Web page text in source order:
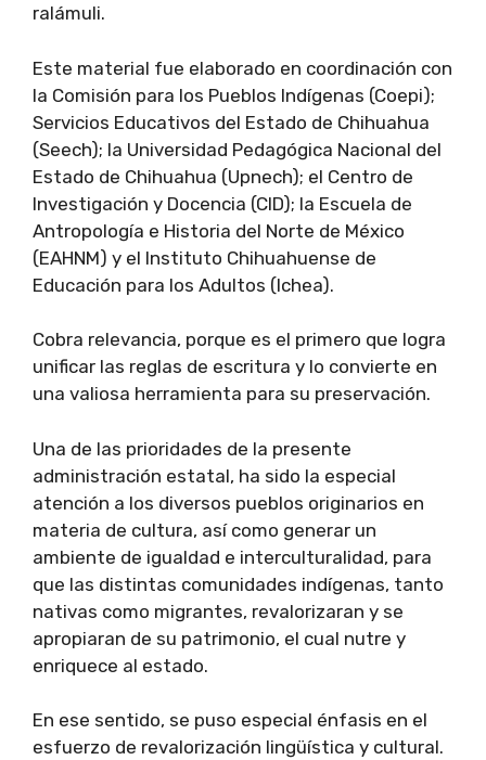
ralámuli.
Este material fue elaborado en coordinación con
la Comisión para los Pueblos Indígenas (Coepi);
Servicios Educativos del Estado de Chihuahua
(Seech); la Universidad Pedagógica Nacional del
Estado de Chihuahua (Upnech); el Centro de
Investigación y Docencia (CID); la Escuela de
Antropología e Historia del Norte de México
(EAHNM) y el Instituto Chihuahuense de
Educación para los Adultos (Ichea).
Cobra relevancia, porque es el primero que logra
unificar las reglas de escritura y lo convierte en
una valiosa herramienta para su preservación.
Una de las prioridades de la presente
administración estatal, ha sido la especial
atención a los diversos pueblos originarios en
materia de cultura, así como generar un
ambiente de igualdad e interculturalidad, para
que las distintas comunidades indígenas, tanto
nativas como migrantes, revalorizaran y se
apropiaran de su patrimonio, el cual nutre y
enriquece al estado.
En ese sentido, se puso especial énfasis en el
esfuerzo de revalorización lingüística y cultural.